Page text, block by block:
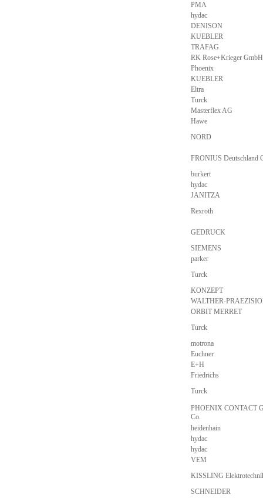
PMA
hydac
DENISON
KUEBLER
TRAFAG
RK Rose+Krieger GmbH
Phoenix
KUEBLER
Eltra
Turck
Masterflex AG
Hawe
NORD
FRONIUS Deutschland
burkert
hydac
JANITZA
Rexroth
GEDRUCK
SIEMENS
parker
Turck
KONZEPT
WALTHER-
ORBIT MERRET
Turck
motrona
Euchner
E+H
Friedrichs
Turck
PHOENIX CONTACT
Co.
heidenhain
hydac
hydac
VEM
KISSLING
SCHNEIDER